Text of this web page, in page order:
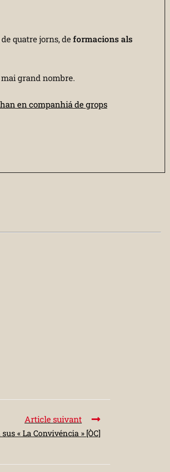
de quatre jorns, deformacions als
grand nombre.
en companhiá de grops
Article suivant
« La Convivéncia » [ÒC]